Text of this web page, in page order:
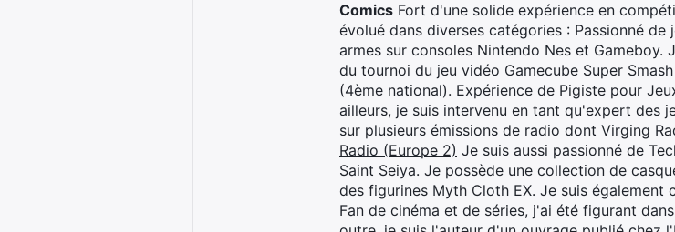
Comics Fort d'une solide expérience en
évolué dans diverses catégories : Passionné
armes sur consoles Nintendo Nes et
du tournoi du jeu vidéo Gamecube Super
(4ème national). Expérience de Pigiste pour
ailleurs, je suis intervenu en tant qu'expert des
sur plusieurs émissions de radio dont Virging
Radio (Europe 2) Je suis aussi passionné de
Saint Seiya. Je possède une collection de
des figurines Myth Cloth EX. Je suis également
Fan de cinéma et de séries, j'ai été figurant